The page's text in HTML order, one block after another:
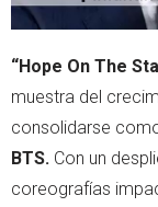
“Hope On The
muestra del
consolidarse
BTS. Con un
coreografías